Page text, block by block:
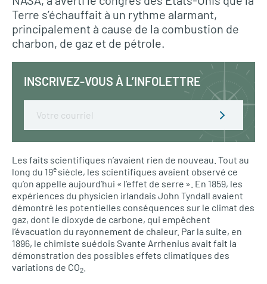
Terre s’échauffait à un rythme alarmant,
principalement à cause de la combustion de
charbon, de gaz et de pétrole.
INSCRIVEZ-VOUS À L’INFOLETTRE
Les faits scientifiques n’avaient rien de nouveau. Tout au
long du 19e siècle, les scientifiques avaient observé ce
qu’on appelle aujourd’hui « l’effet de serre ». En 1859, les
expériences du physicien irlandais John Tyndall avaient
démontré les potentielles conséquences sur le climat des
gaz, dont le dioxyde de carbone, qui empêchent
l’évacuation du rayonnement de chaleur. Par la suite, en
1896, le chimiste suédois Svante Arrhenius avait fait la
démonstration des possibles effets climatiques des
variations de CO2